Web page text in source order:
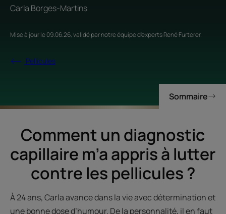
Carla Borges-Martins
Mise à jour le09.06.26, validé parnotre équipe d'experts René Furterer.
Pellicules
Sommaire
Comment un diagnostic
capillaire m’a appris à lutter
contre les pellicules ?
À 24 ans, Carla avance dans la vie avec détermination et
une bonne dose d’humour. De la personnalité, il en faut